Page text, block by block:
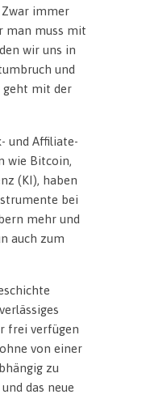
immer
man muss mit
wir uns in
und
geht mit der
und Affiliate-
wie Bitcoin,
(KI), haben
bei
mehr und
auch zum
frei verfügen
von einer
zu
das neue